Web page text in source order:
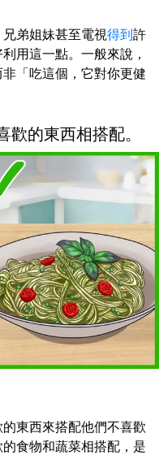
弟姐妹甚至電視得到 許
用這一點。一般來說，
「吃這個，它對你更健
的東西相搭配。
東西來搭配他們不喜歡
食物和蔬菜相搭配，是